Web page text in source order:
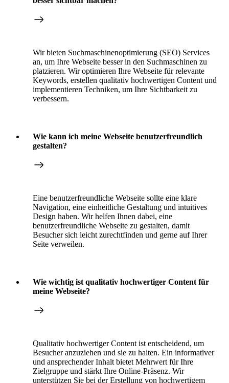
Wir bieten Suchmaschinenoptimierung (SEO) Services
an, um Ihre Webseite besser in den Suchmaschinen zu
platzieren. Wir optimieren Ihre Webseite für relevante
Keywords, erstellen qualitativ hochwertigen Content und
implementieren Techniken, um Ihre Sichtbarkeit zu
verbessern.
Wie kann ich meine Webseite benutzerfreundlich
gestalten?
Eine benutzerfreundliche Webseite sollte eine klare
Navigation, eine einheitliche Gestaltung und intuitives
Design haben. Wir helfen Ihnen dabei, eine
benutzerfreundliche Webseite zu gestalten, damit
Besucher sich leicht zurechtfinden und gerne auf Ihrer
Seite verweilen.
Wie wichtig ist qualitativ hochwertiger Content für
meine Webseite?
Qualitativ hochwertiger Content ist entscheidend, um
Besucher anzuziehen und sie zu halten. Ein informativer
und ansprechender Inhalt bietet Mehrwert für Ihre
Zielgruppe und stärkt Ihre Online-Präsenz. Wir
unterstützen Sie bei der Erstellung von hochwertigem